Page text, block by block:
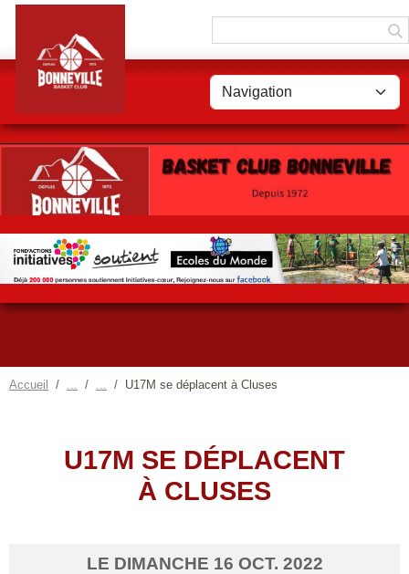
Accueil U17M se déplacent à Cluses
U17M SE DÉPLACENT
À CLUSES
LE DIMANCHE 16 OCT. 2022